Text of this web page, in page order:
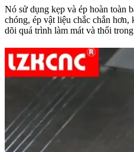
Nó sử dụng kẹp và ép hoàn toàn
chóng, ép vật liệu chắc chắn
dõi quá trình làm mát và thổi